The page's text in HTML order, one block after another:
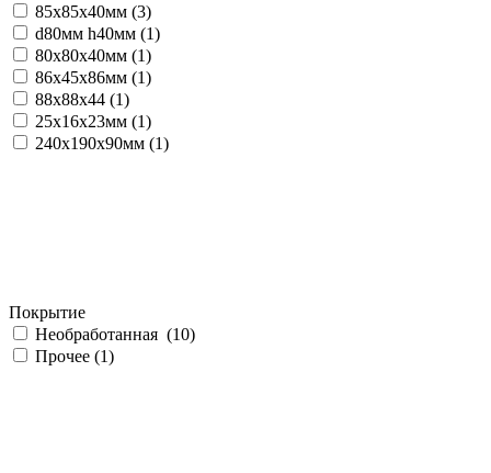
85х85х40мм (3)
d80мм h40мм (1)
80х80х40мм (1)
86х45х86мм (1)
88х88х44 (1)
25х16х23мм (1)
240х190х90мм (1)
Покрытие
Необработанная (10)
Прочее (1)